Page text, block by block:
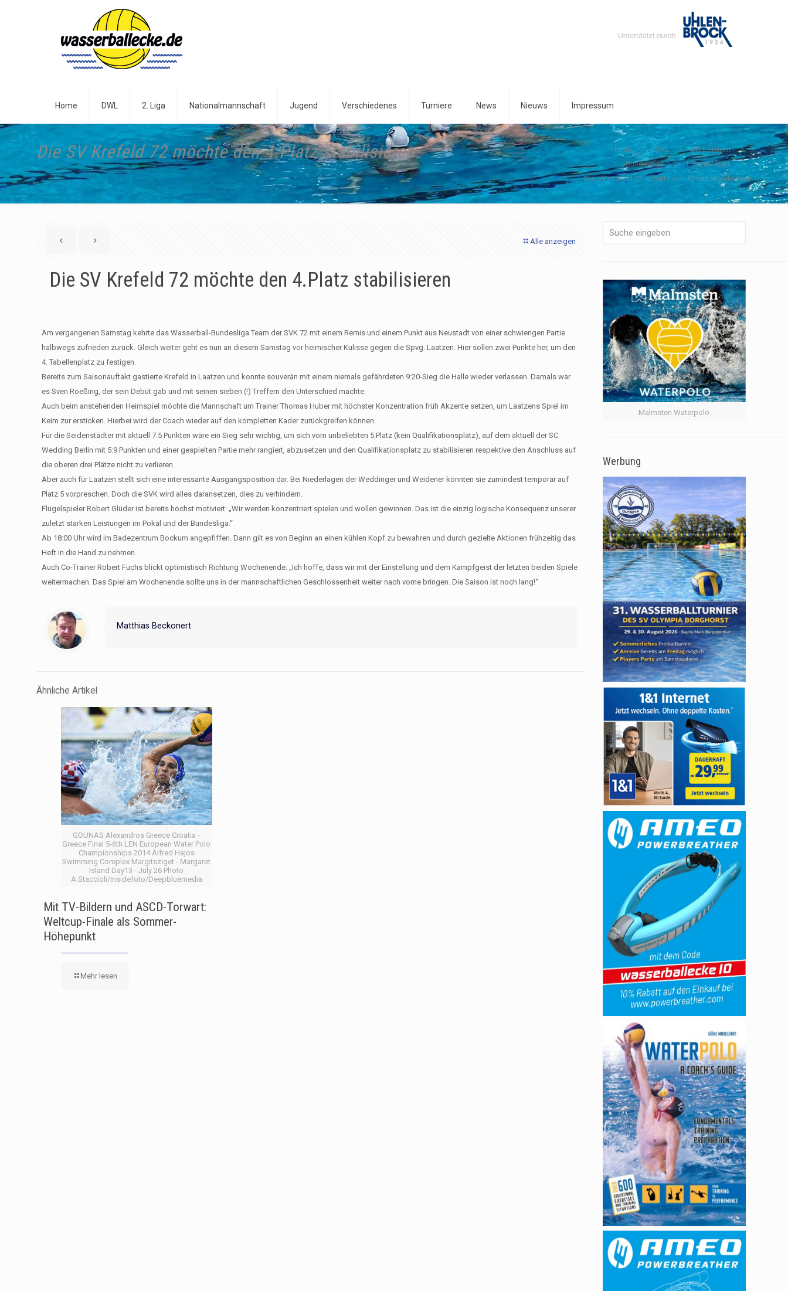
Home DWL 2. Liga Nationalmannschaft Jugend Verschiedenes Turniere News Nieuws Impressum
Die SV Krefeld 72 möchte den 4.Platz stabilisieren Home DWL
DWL Herren
Bundesliga
1. Bundesliga
Die SV Krefeld 72 möchte den 4.Platz stabilisieren
Alle anzeigen
Die SV Krefeld 72 möchte den 4.Platz stabilisieren
Am vergangenen Samstag kehrte das Wasserball-Bundesliga Team der SVK 72 mit einem Remis und einem Punkt aus Neustadt von einer schwierigen Partie
halbwegs zufrieden zurück. Gleich weiter geht es nun an diesem Samstag vor heimischer Kulisse gegen die Spvg. Laatzen. Hier sollen zwei Punkte her, um den
4. Tabellenplatz zu festigen.
Bereits zum Saisonauftakt gastierte Krefeld in Laatzen und konnte souverän mit einem niemals gefährdeten 9:20-Sieg die Halle wieder verlassen. Damals war
es Sven Roeßing, der sein Debüt gab und mit seinen sieben (!) Treffern den Unterschied machte.
Auch beim anstehenden Heimspiel möchte die Mannschaft um Trainer Thomas Huber mit höchster Konzentration früh Akzente setzen, um Laatzens Spiel im
Keim zur ersticken. Hierbei wird der Coach wieder auf den kompletten Kader zurückgreifen können.
Für die Seidenstädter mit aktuell 7:5 Punkten wäre ein Sieg sehr wichtig, um sich vom unbeliebten 5.Platz (kein Qualifikationsplatz), auf dem aktuell der SC
Wedding Berlin mit 5:9 Punkten und einer gespielten Partie mehr rangiert, abzusetzen und den Qualifikationsplatz zu stabilisieren respektive den Anschluss auf
die oberen drei Plätze nicht zu verlieren.
Aber auch für Laatzen stellt sich eine interessante Ausgangsposition dar. Bei Niederlagen der Weddinger und Weidener könnten sie zumindest temporär auf
Platz 5 vorpreschen. Doch die SVK wird alles daransetzen, dies zu verhindern.
Flügelspieler Robert Glüder ist bereits höchst motiviert: „Wir werden konzentriert spielen und wollen gewinnen. Das ist die einzig logische Konsequenz unserer
zuletzt starken Leistungen im Pokal und der Bundesliga.“
Ab 18:00 Uhr wird im Badezentrum Bockum angepfiffen. Dann gilt es von Beginn an einen kühlen Kopf zu bewahren und durch gezielte Aktionen frühzeitig das
Heft in die Hand zu nehmen.
Auch Co-Trainer Robert Fuchs blickt optimistisch Richtung Wochenende: „Ich hoffe, dass wir mit der Einstellung und dem Kampfgeist der letzten beiden Spiele
weitermachen. Das Spiel am Wochenende sollte uns in der mannschaftlichen Geschlossenheit weiter nach vorne bringen. Die Saison ist noch lang!“
Matthias Beckonert
Ähnliche Artikel
GOUNAS Alexandros Greece Croatia -
Greece Final 5-6th LEN European Water Polo
Championships 2014 Alfred Hajos
Swimming Complex Margitsziget - Margaret
Island Day13 - July 26 Photo
A.Staccioli/Insidefoto/Deepbluemedia
Mit TV-Bildern und ASCD-Torwart:
Weltcup-Finale als Sommer-
Höhepunkt
Mehr lesen
Malmsten Waterpolo
Werbung